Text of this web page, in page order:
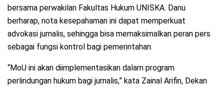
bersama perwakilan Fakultas Hukum UNISKA. Danu
berharap, nota kesepahaman ini dapat memperkuat
advokasi jurnalis, sehingga bisa memaksimalkan peran pers
sebagai fungsi kontrol bagi pemerintahan.
“MoU ini akan diimplementasikan dalam program
perlindungan hukum bagi jurnalis,” kata Zainal Arifin, Dekan